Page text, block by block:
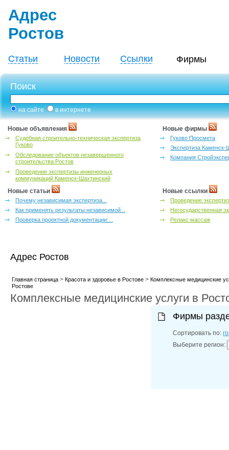
Адрес
Ростов
Статьи Новости Ссылки Фирмы
Поиск
на сайте в интернете
Новые объявления
Судебная строительно-техническая экспертиза
Гуково
Обследование объектов незавершенного
строительства Ростов
Проведение экспертизы инженерных
коммуникаций Каменск-Шахтинский
Новые фирмы
Гуково Просмета
Экспертиза Каменск-
Компания
Новые статьи
Почему независимая экспертиза...
Как применять результаты независимой...
Проверка проектной документации:...
Новые ссылки
Проведение
Негосударственная
Релакс массаж
Адрес Ростов
Главная страница> Красота и здоровье в Ростове> Комплексные медицинские
Ростове
Комплексные медицинские услуги в
Фирмы
Сортировать по:
Выберите регион: